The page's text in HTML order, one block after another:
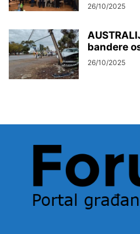
26/10/2025
bandere
26/10/2025